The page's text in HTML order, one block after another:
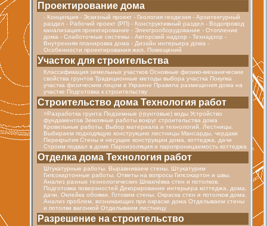
Проектирование дома
- Концепция - Эскизный проект - Геология геодезия - Архитектурный
раздел - Рабочий проект (РП) - Конструктивный раздел - Водопровод
канализация проектирование - Электрооборудование - Отопление
дома - Cлаботочные системы - Авторский надзор - Технадзор -
Внутренняя планировка дома - Дизайн интерьера дома -
Особенности проектирования жил. Помещений
Участок для строительства
Классификация земельных участков Основные физико-механические
свойства грунтов Традиционные методы выбора участка Покупка
участка физическим лицом в Украине Правила размещения дома на
участке Подготовка к строительству
Строительство дома Технология работ
>Разработка грунта Подземные (грунтовые) воды Устройство
фундаментов Земляные работы вокруг строительства дома
Кровельные работы. Выбор материала и технологий. Лестницы.
Выбираем подходящую конструкцию лестницы Мансарды, чердаки
Перекрытия Стены и несущие конструкции дома, коттеджа, дачи
Строим подвал в доме Пароизоляция и паропроницаемость коттеджа
Отделка дома Технология работ
Штукатурные работы. Выравниваем стены. Штукатурим
Гипсокартонные работы. Ответы на вопросы Гипсокартон и швы.
Анализ разных технологических Шпаклёвка стен и потолков.
Подготовка поверхностей Декорирование интерьера коттеджа, дома,
дачи, Оклейка обоями. Готовим стены. Окраска стен и потолков дома.
Анализ проблем, возникающих при окраске дома Отделываем стены
и потолки вагонкой Отделываем лестницу
Разрешение на строительство